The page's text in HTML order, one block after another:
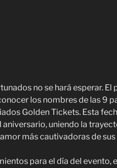
no se hará esperar. El
los nombres de las 9
Golden Tickets. Esta
aniversario, uniendo la
más cautivadoras de
para el día del evento,